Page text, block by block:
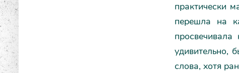
практически
перешла на
удивительно,
слова, хотя